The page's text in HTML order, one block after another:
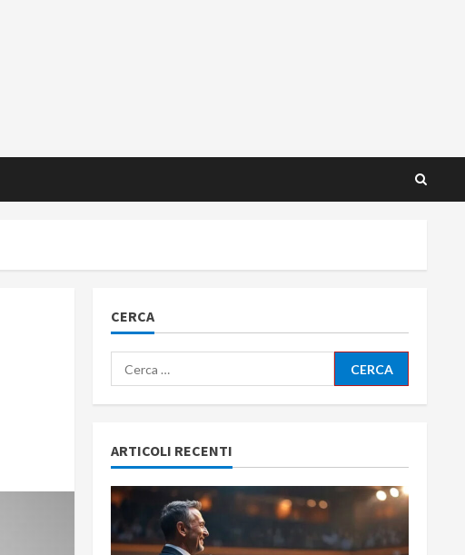
CERCA
Ricerca
per:
ARTICOLI RECENTI